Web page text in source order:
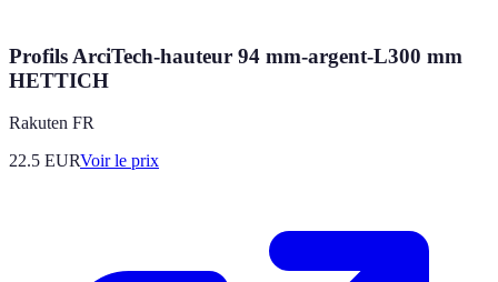
Profils ArciTech-hauteur 94 mm-argent-L300 mm
HETTICH
Rakuten FR
22.5 EURVoir le prix